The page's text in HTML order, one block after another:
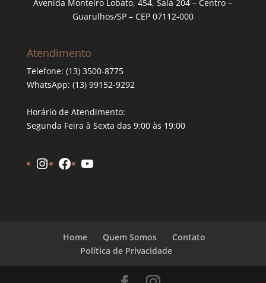
Avenida Monteiro Lobato, 454, Sala 204 – Centro –
Guarulhos/SP – CEP 07112-000
Atendimento
Telefone: (13) 3500-8775
WhatsApp: (13) 99152-9292
Horário de Atendimento:
Segunda Feira à Sexta das 9:00 às 19:00
Instagram Facebook YouTube
Home Quem Somos
Contato
Política de Privacidade